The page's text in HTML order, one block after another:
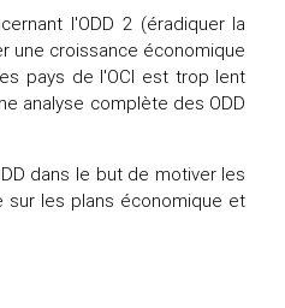
l'ODD 2 (éradiquer la
une croissance économique
pays de l'OCI est trop lent
analyse complète des ODD
dans le but de motiver les
sur les plans économique et